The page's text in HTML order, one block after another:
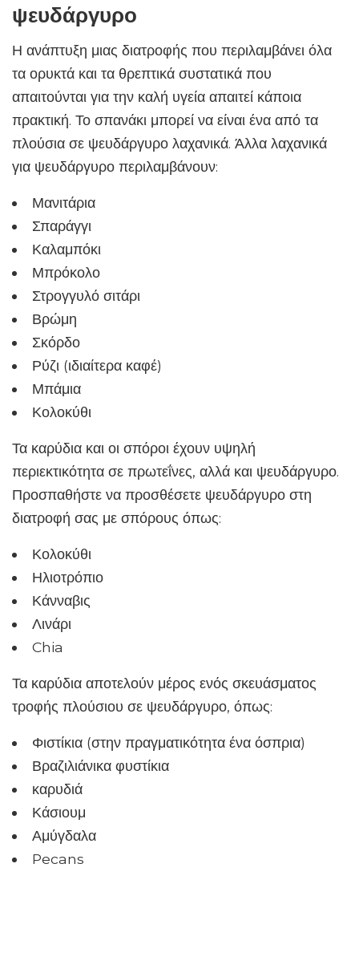
ψευδάργυρο
Η ανάπτυξη μιας διατροφής που περιλαμβάνει όλα
τα ορυκτά και τα θρεπτικά συστατικά που
απαιτούνται για την καλή υγεία απαιτεί κάποια
πρακτική. Το σπανάκι μπορεί να είναι ένα από τα
πλούσια σε ψευδάργυρο λαχανικά. Άλλα λαχανικά
για ψευδάργυρο περιλαμβάνουν:
Μανιτάρια
Σπαράγγι
Καλαμπόκι
Μπρόκολο
Στρογγυλό σιτάρι
Βρώμη
Σκόρδο
Ρύζι (ιδιαίτερα καφέ)
Μπάμια
Κολοκύθι
Τα καρύδια και οι σπόροι έχουν υψηλή
περιεκτικότητα σε πρωτεΐνες, αλλά και ψευδάργυρο.
Προσπαθήστε να προσθέσετε ψευδάργυρο στη
διατροφή σας με σπόρους όπως:
Κολοκύθι
Ηλιοτρόπιο
Κάνναβις
Λινάρι
Chia
Τα καρύδια αποτελούν μέρος ενός σκευάσματος
τροφής πλούσιου σε ψευδάργυρο, όπως:
Φιστίκια (στην πραγματικότητα ένα όσπρια)
Βραζιλιάνικα φυστίκια
καρυδιά
Κάσιουμ
Αμύγδαλα
Pecans